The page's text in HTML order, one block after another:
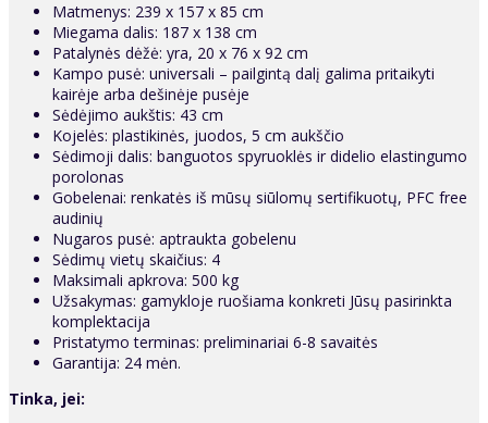
Matmenys: 239 x 157 x 85 cm
Miegama dalis: 187 x 138 cm
Patalynės dėžė: yra, 20 x 76 x 92 cm
Kampo pusė: universali – pailgintą dalį galima pritaikyti
kairėje arba dešinėje pusėje
Sėdėjimo aukštis: 43 cm
Kojelės: plastikinės, juodos, 5 cm aukščio
Sėdimoji dalis: banguotos spyruoklės ir didelio elastingumo
porolonas
Gobelenai: renkatės iš mūsų siūlomų sertifikuotų, PFC free
audinių
Nugaros pusė: aptraukta gobelenu
Sėdimų vietų skaičius: 4
Maksimali apkrova: 500 kg
Užsakymas: gamykloje ruošiama konkreti Jūsų pasirinkta
komplektacija
Pristatymo terminas: preliminariai 6-8 savaitės
Garantija: 24 mėn.
Tinka, jei: